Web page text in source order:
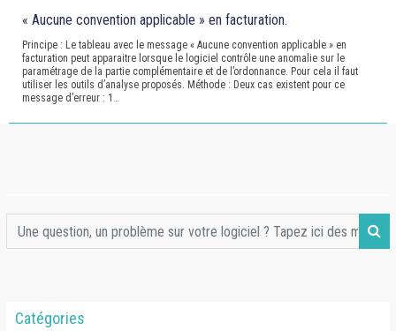
« Aucune convention applicable » en facturation.
Principe : Le tableau avec le message « Aucune convention applicable » en
facturation peut apparaitre lorsque le logiciel contrôle une anomalie sur le
paramétrage de la partie complémentaire et de l’ordonnance. Pour cela il faut
utiliser les outils d’analyse proposés. Méthode : Deux cas existent pour ce
message d’erreur : 1…
Catégories